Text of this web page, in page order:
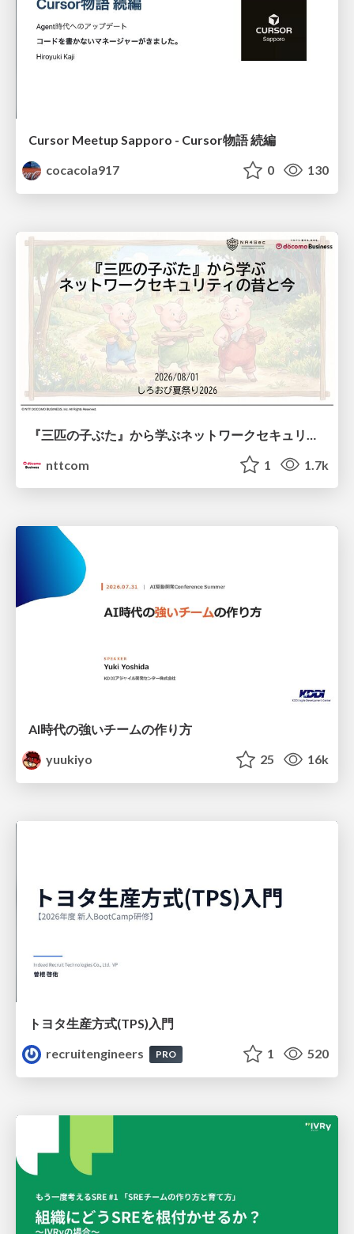
Cursor Meetup Sapporo - Cursor物語 続編
cocacola917
0 130
nttcom
1 1.7k
AI時代の強いチームの作り方
yuukiyo
25 16k
トヨタ⽣産⽅式(TPS)⼊⾨
recruitengineers
PRO 1 520